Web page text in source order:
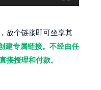
放个链接即可坐享其
建专属链接。不经由任
接授理和付款。